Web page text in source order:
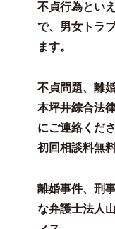
不貞行為とい
で、男女トラ
ます。
不貞問題、離
本坪井綜合法
にご連絡くださ
初回相談料無
離婚事件、刑
な弁護士法人